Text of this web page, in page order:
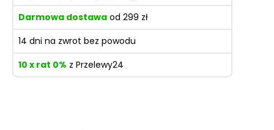
Darmowa dostawa od 299 zł
14 dni na zwrot bez powodu
10 x rat 0% z Przelewy24